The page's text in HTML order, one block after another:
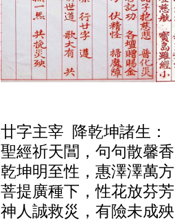
廿字主宰 降乾坤諸生：
聖經祈天閶，句句散馨
乾坤明至性，惠澤澤萬
菩提廣種下，性花放芬
神人誠救災，有險未成